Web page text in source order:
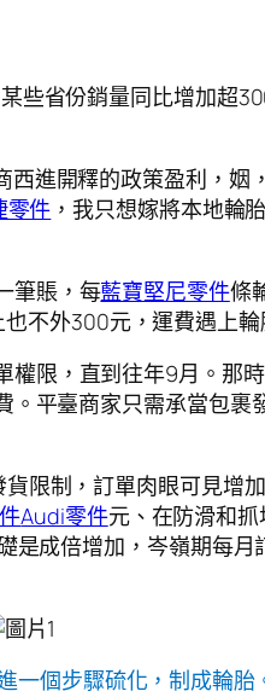
些省份銷量同比增加超
進開釋的政策盈利，
零件 ，我只想嫁將本地輪
筆賬，每藍寶堅尼零件條
不外300元，運費遇上輪
限，直到往年9月。那
平臺商家只需承當包裹
限制，訂單肉眼可見增
Audi零件元、在防滑和
成倍增加，岑嶺期每
一個步驟硫化，制成輪胎